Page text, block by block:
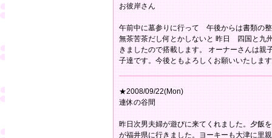
お彼岸さん
午前中に墓参りに行って 午後からは書類の
無茶苦茶だし何とかしないと 昨日 四国と九
きましたので搭載します。 オーナーさんは親
子達です。今後ともよろしくお願いいたしま
★2008/09/22(Mon)
連休の谷間
昨日次男夫婦が遊びに来てくれました。夕飯
が福井県に行きました。ヨーキーも大津に里